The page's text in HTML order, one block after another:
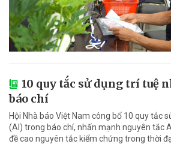
10 quy tắc sử dụng trí tuệ
báo chí
Hội Nhà báo Việt Nam công bố 10 quy tắc
(AI) trong báo chí, nhấn mạnh nguyên tắc
đề cao nguyên tắc kiểm chứng trong thời